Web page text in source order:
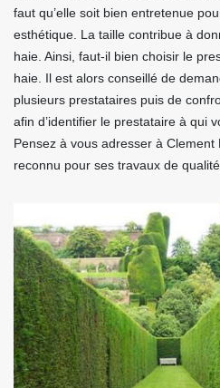
faut qu’elle soit bien entretenue
esthétique. La taille contribue à
haie. Ainsi, faut-il bien choisir le
haie. Il est alors conseillé de
plusieurs prestataires puis de
afin d’identifier le prestataire à qui
Pensez à vous adresser à
reconnu pour ses travaux de qualité.